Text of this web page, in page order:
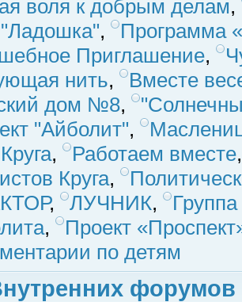
воля к добрым делам,
,
Программа
Приглашение,
нить,
Вместе
дом №8,
"Айболит",
, Работаем вместе
Круга,
, ЛУЧНИК,
,
Проект
по детям
форумов